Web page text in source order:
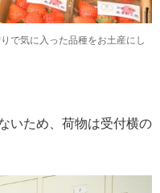
で気に入った品種をお土産にし
いため、荷物は受付横の